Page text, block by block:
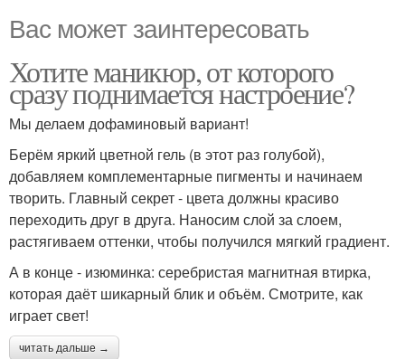
Вас может заинтересовать
Хотите маникюр, от которого
сразу поднимается настроение?
Мы делаем дофаминовый вариант!
Берём яркий цветной гель (в этот раз голубой),
добавляем комплементарные пигменты и начинаем
творить. Главный секрет - цвета должны красиво
переходить друг в друга. Наносим слой за слоем,
растягиваем оттенки, чтобы получился мягкий градиент.
А в конце - изюминка: серебристая магнитная втирка,
которая даёт шикарный блик и объём. Смотрите, как
играет свет!
читать дальше →